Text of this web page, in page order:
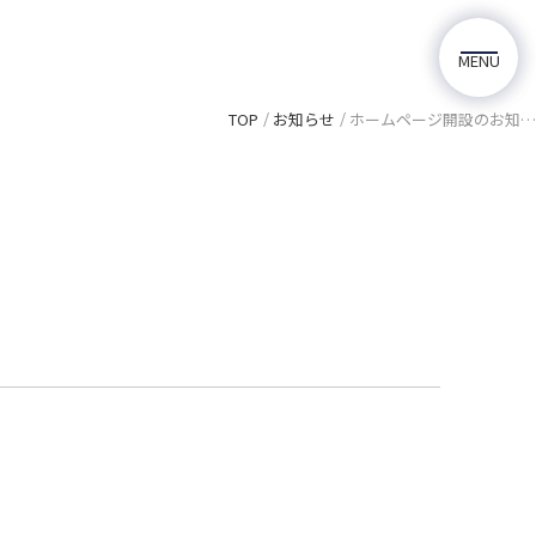
MENU
TOP お知らせ ホームページ開設のお知らせ